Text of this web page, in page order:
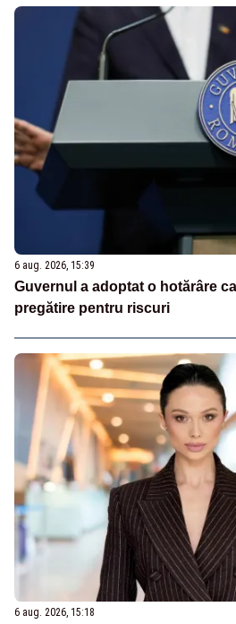
6 aug. 2026, 15:39
Guvernul a adoptat o hotărâre
pregătire pentru riscuri
6 aug. 2026, 15:18